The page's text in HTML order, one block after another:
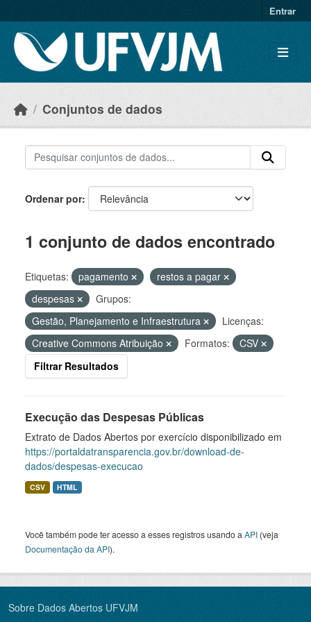
Entrar
Conjuntos de dados
Ordenar por
1 conjunto de dados encontrado
Etiquetas: pagamento
restos a pagar
despesas
Grupos:
Gestão, Planejamento e Infraestrutura
Licenças:
Creative Commons Atribuição
Formatos:
CSV
Filtrar Resultados
Execução das Despesas Públicas
Extrato de Dados Abertos por exercício disponibilizado em
https://portaldatransparencia.gov.br/download-de-
dados/despesas-execucao
CSV HTML
Você também pode ter acesso a esses registros usando a API (veja
Documentação da API).
Sobre Dados Abertos UFVJM